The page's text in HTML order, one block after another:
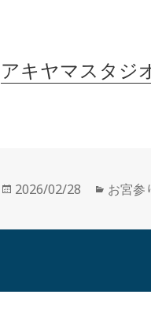
アキヤマスタジ
投
日:
2026/02/28
カ
ゴ
お宮参